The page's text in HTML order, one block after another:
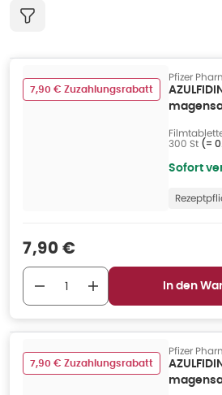
7,90 € Zuzahlungsrabatt
Pfizer
300 St (=
Sofort
Verkaufspreis
7,90 €
In den
7,90 € Zuzahlungsrabatt
Pfizer